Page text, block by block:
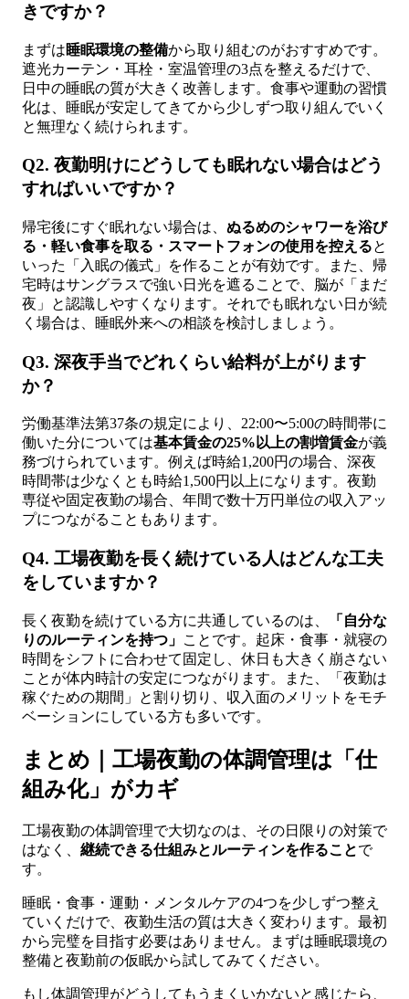
きですか？
まずは睡眠環境の整備から取り組むのがおすすめです。
遮光カーテン・耳栓・室温管理の3点を整えるだけで、
日中の睡眠の質が大きく改善します。食事や運動の習慣
化は、睡眠が安定してきてから少しずつ取り組んでいく
と無理なく続けられます。
Q2. 夜勤明けにどうしても眠れない場合はどう
すればいいですか？
帰宅後にすぐ眠れない場合は、 ぬるめのシャワーを浴び
る・軽い食事を取る・スマートフォンの使用を控えると
いった「入眠の儀式」を作ることが有効です。また、帰
宅時はサングラスで強い日光を遮ることで、脳が「まだ
夜」と認識しやすくなります。それでも眠れない日が続
く場合は、睡眠外来への相談を検討しましょう。
Q3. 深夜手当でどれくらい給料が上がります
か？
労働基準法第37条の規定により、22:00〜5:00の時間帯に
働いた分については基本賃金の25%以上の割増賃金が義
務づけられています。例えば時給1,200円の場合、深夜
時間帯は少なくとも時給1,500円以上になります。夜勤
専従や固定夜勤の場合、年間で数十万円単位の収入アッ
プにつながることもあります。
Q4. 工場夜勤を長く続けている人はどんな工夫
をしていますか？
長く夜勤を続けている方に共通しているのは、
「自分な
りのルーティンを持つ」 ことです。起床・食事・就寝の
時間をシフトに合わせて固定し、休日も大きく崩さない
ことが体内時計の安定につながります。また、「夜勤は
稼ぐための期間」と割り切り、収入面のメリットをモチ
ベーションにしている方も多いです。
まとめ｜工場夜勤の体調管理は「仕
組み化」がカギ
工場夜勤の体調管理で大切なのは、その日限りの対策で
はなく、 継続できる仕組みとルーティンを作ることで
す。
睡眠・食事・運動・メンタルケアの4つを少しずつ整え
ていくだけで、夜勤生活の質は大きく変わります。最初
から完璧を目指す必要はありません。まずは睡眠環境の
整備と夜勤前の仮眠から試してみてください。
もし体調管理がどうしてもうまくいかないと感じたら、